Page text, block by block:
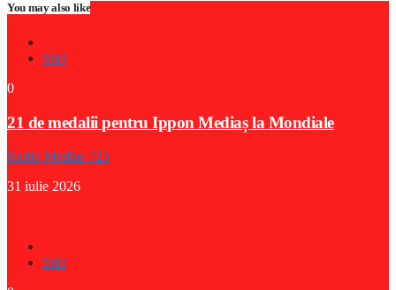
You may also like
Stiri
0
21 de medalii pentru Ippon Mediaș la Mondiale
Radio Medias 725
31 iulie 2026
Stiri